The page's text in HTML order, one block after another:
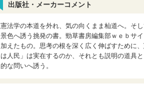
出版社・メーカーコメント
憲法学の本道を外れ、気の向くまま杣道へ。そ
景色へ誘う挑発の書。勁草書房編集部ｗｅｂサ
加えたもの。思考の根を深く広く伸ばすために
は人民」は実在するのか、それとも説明の道具
的な問いへ誘う。